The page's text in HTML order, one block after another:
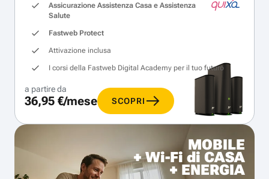
Assicurazione Assistenza Casa e Assistenza
Salute
Fastweb Protect
Attivazione inclusa
I corsi della Fastweb Digital Academy per il tuo futuro
a partire da
36,95 €/mese SCOPRI
MOBILE
+ Wi-Fi di CASA
+ ENERGIA